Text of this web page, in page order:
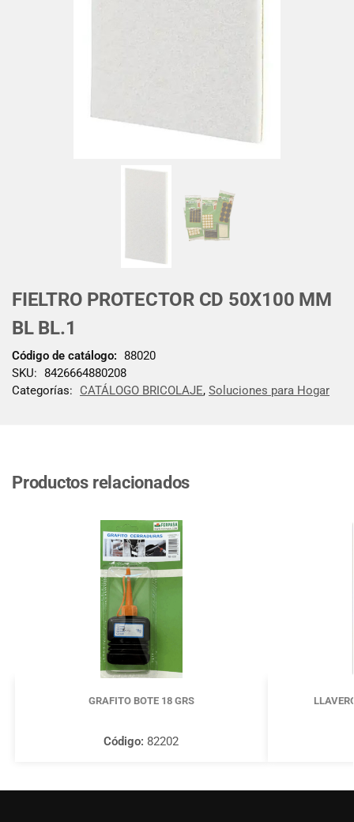
FIELTRO PROTECTOR CD 50X100 MM
BL BL.1
Código de catálogo: 88020
SKU: 8426664880208
Categorías:
CATÁLOGO BRICOLAJE, Soluciones para Hogar
Productos relacionados
GRAFITO BOTE 18 GRS
Código: 82202